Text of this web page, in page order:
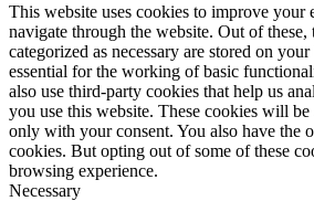
This website uses cookies to improve your
navigate through the website. Out of these,
categorized as necessary are stored on
essential for the working of basic
also use third-party cookies that help us
you use this website. These cookies will
only with your consent. You also have the
cookies. But opting out of some of these
browsing experience.
Necessary